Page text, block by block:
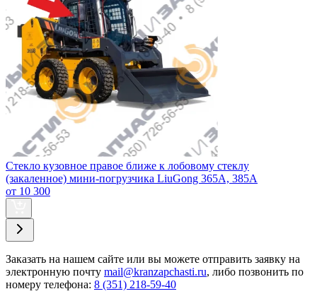
Стекло кузовное правое ближе к лобовому стеклу
(закаленное) мини-погрузчика LiuGong 365А, 385А
от 10 300
Заказать на нашем сайте или вы можете отправить заявку на
электронную почту mail@kranzapchasti.ru, либо позвонить по
номеру телефона: 8 (351) 218-59-40